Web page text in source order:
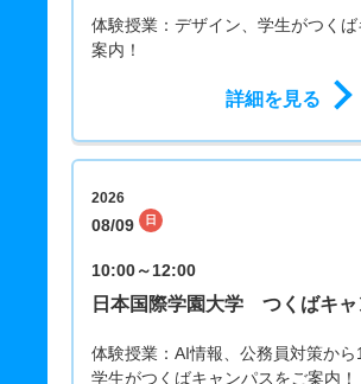
体験授業：デザイン、学生がつく
案内！
詳細を見る
2026
08/09 日
10:00～12:00
日本国際学園大学 つくばキャ
体験授業：AI情報、公務員対策から
学生がつくばキャンパスをご案内！